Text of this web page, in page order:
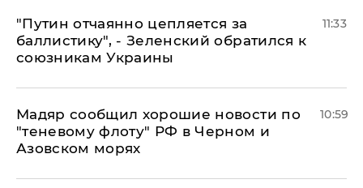
"Путин отчаянно цепляется за
баллистику", - Зеленский обратился к
союзникам Украины
11:33
Мадяр сообщил хорошие новости по
"теневому флоту" РФ в Черном и
Азовском морях
10:59